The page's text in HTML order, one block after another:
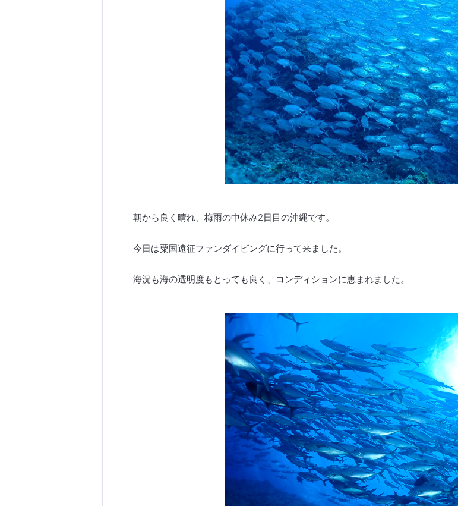
朝から良く晴れ、梅雨の中休み2日目の沖縄です。
今日は粟国遠征ファンダイビングに行って来ました。
海況も海の透明度もとっても良く、コンディションに恵まれました。